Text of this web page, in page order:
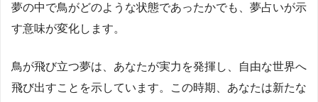
夢の中で鳥がどのような状態であったかでも、夢占いが示
す意味が変化します。
鳥が飛び立つ夢は、あなたが実力を発揮し、自由な世界へ
飛び出すことを示しています。この時期、あなたは新たな